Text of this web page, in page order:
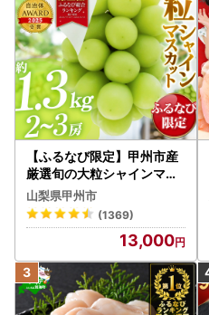
【ふるなび限定】甲州市産
厳選旬の大粒シャインマス
カット 約1.3kg 2～3房【2
026年発送】（MG）B12-
472 FN-Limited-VO シャ
インマスカット フルーツ
山梨県甲州市
(1369)
13,000